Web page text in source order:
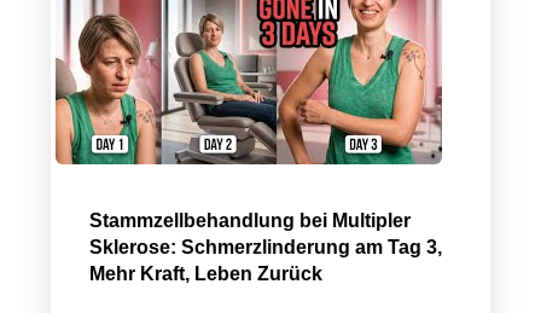
Stammzellbehandlung bei Multipler
Sklerose: Schmerzlinderung am Tag 3,
Mehr Kraft, Leben Zurück